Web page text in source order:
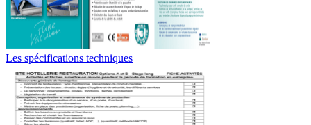
Les spécifications techniques